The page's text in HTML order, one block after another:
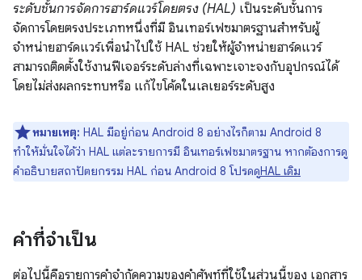
ระดับชั้นการจัดการฮาร์ดแวร์โดยตรง (HAL) เป็นระดับชั้นการ
จัดการโดยตรงประเภทหนึ่งที่มี อินเทอร์เฟซมาตรฐานสำหรับผู้
จำหน่ายฮาร์ดแวร์เพื่อนำไปใช้ HAL ช่วยให้ผู้จำหน่ายฮาร์ดแวร์
สามารถติดตั้งใช้งานฟีเจอร์ระดับล่างที่เฉพาะเจาะจงกับอุปกรณ์ได้
โดยไม่ส่งผลกระทบหรือ แก้ไขโค้ดในเลเยอร์ระดับสูง
หมายเหตุ: HAL มีอยู่ก่อน Android 8 อย่างไรก็ตาม Android 8
ทำให้มั่นใจได้ว่า HAL แต่ละรายการมี อินเทอร์เฟซมาตรฐาน หากต้องการดู
คำอธิบายสถาปัตยกรรม HAL ก่อน Android 8 โปรดดูHAL เดิม
คำที่จำเป็น
ต่อไปนี้คือรายการคำจำกัดความของคำศัพท์ที่ใช้ในส่วนนี้ของ เอกสาร